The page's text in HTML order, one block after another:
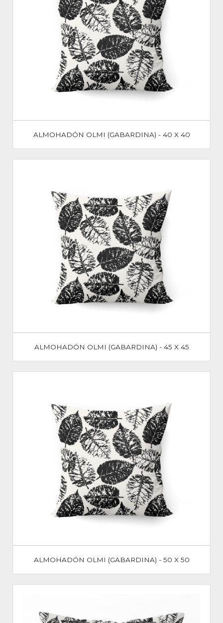
ALMOHADÓN OLMI (GABARDINA) - 40 X 40
ALMOHADÓN OLMI (GABARDINA) - 45 X 45
ALMOHADÓN OLMI (GABARDINA) - 50 X 50